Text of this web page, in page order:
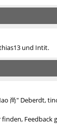
und Intit.
尚" Deberdt,